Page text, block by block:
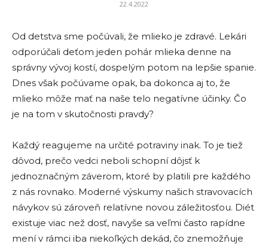
22.4.2022
Od detstva sme počúvali, že mlieko je zdravé. Lekári
odporúčali deťom jeden pohár mlieka denne na
správny vývoj kostí, dospelým potom na lepšie spanie.
Dnes však počúvame opak, ba dokonca aj to, že
mlieko môže mať na naše telo negatívne účinky. Čo
je na tom v skutočnosti pravdy?
Každý reagujeme na určité potraviny inak. To je tiež
dôvod, prečo vedci neboli schopní dôjsť k
jednoznačným záverom, ktoré by platili pre každého
z nás rovnako. Moderné výskumy našich stravovacích
návykov sú zároveň relatívne novou záležitosťou. Diét
existuje viac než dosť, navyše sa veľmi často rapídne
mení v rámci iba niekoľkých dekád, čo znemožňuje